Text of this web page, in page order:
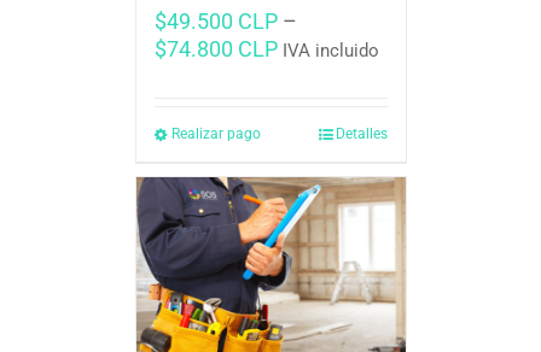
$49.500 CLP–
$74.800 CLP IVA incluido
Realizar pago Detalles